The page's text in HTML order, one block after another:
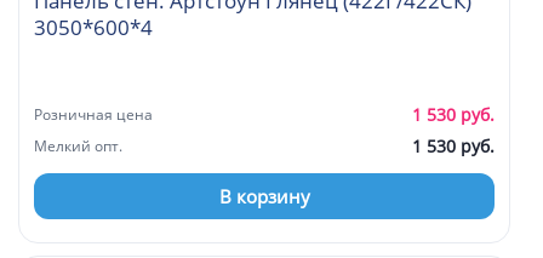
3050*600*4
Розничная цена 1 530 руб.
Мелкий опт. 1 530 руб.
В корзину